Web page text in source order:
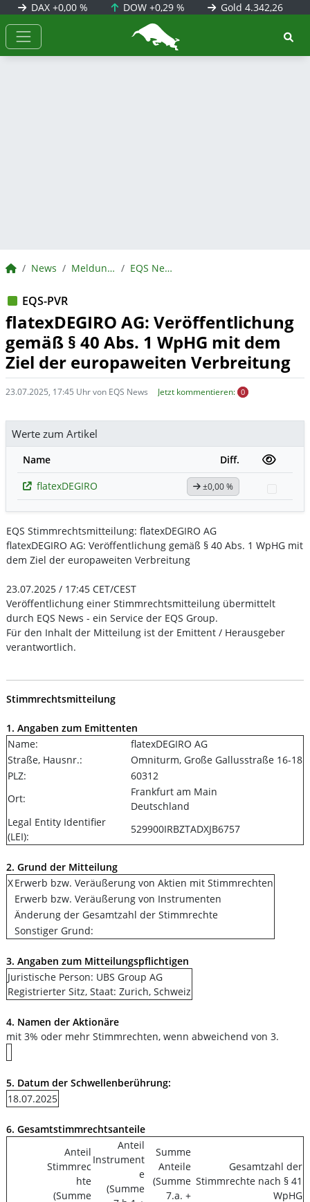
DAX +0,00 % DOW+0,29 % Gold 4.342,26
BörsenNEWS.de
BörsenNEWS.de
News Meldungen EQS News
EQS-PVR
flatexDEGIRO AG: Veröffentlichung
gemäß § 40 Abs. 1 WpHG mit dem
Ziel der europaweiten Verbreitung
23.07.2025, 17:45 Uhr von EQS News Jetzt kommentieren: 0
Werte zum Artikel
Name
Diff.
flatexDEGIRO
±0,00 %
EQS Stimmrechtsmitteilung: flatexDEGIRO AG
flatexDEGIRO AG: Veröffentlichung gemäß § 40 Abs. 1 WpHG mit
dem Ziel der europaweiten Verbreitung
23.07.2025 / 17:45 CET/CEST
Veröffentlichung einer Stimmrechtsmitteilung übermittelt
durch EQS News - ein Service der EQS Group.
Für den Inhalt der Mitteilung ist der Emittent / Herausgeber
verantwortlich.
Stimmrechtsmitteilung
1. Angaben zum Emittenten
Name:
flatexDEGIRO AG
Straße, Hausnr.:
Omniturm, Große Gallusstraße 16-18
PLZ:
60312
Ort:
Frankfurt am Main
Deutschland
Legal Entity Identifier
(LEI):
529900IRBZTADXJB6757
2. Grund der Mitteilung
XErwerb bzw. Veräußerung von Aktien mit Stimmrechten
Erwerb bzw. Veräußerung von Instrumenten
Änderung der Gesamtzahl der Stimmrechte
Sonstiger Grund:
3. Angaben zum Mitteilungspflichtigen
Juristische Person: UBS Group AG
Registrierter Sitz, Staat: Zurich, Schweiz
4. Namen der Aktionäre
mit 3% oder mehr Stimmrechten, wenn abweichend von 3.
5. Datum der Schwellenberührung:
18.07.2025
6. Gesamtstimmrechtsanteile
Anteil
Stimmrec
hte
(Summe
Anteil
Instrument
e
(Summe
Summe
Anteile
(Summe
7.a. +
Gesamtzahl der
Stimmrechte nach § 41
WpHG